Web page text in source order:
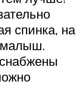
спинка, на
малыш.